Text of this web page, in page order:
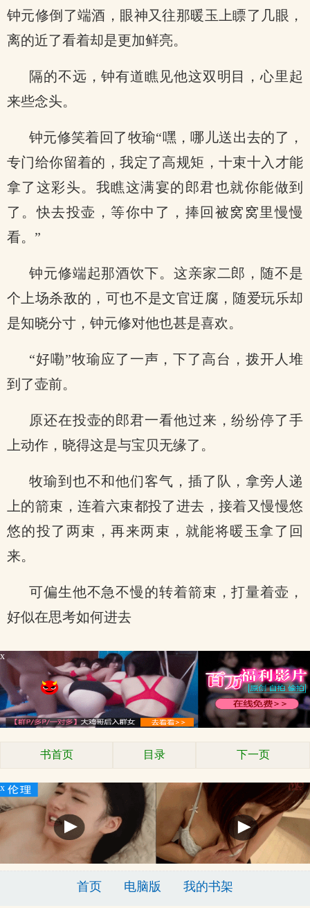
钟元修倒了端酒，眼神又往那暖玉上瞟了几眼，
离的近了看着却是更加鲜亮。
隔的不远，钟有道瞧见他这双明目，心里起
来些念头。
钟元修笑着回了牧瑜“嘿，哪儿送出去的了，
专门给你留着的，我定了高规矩，十束十入才能
拿了这彩头。我瞧这满宴的郎君也就你能做到
了。快去投壶，等你中了，捧回被窝窝里慢慢
看。”
钟元修端起那酒饮下。这亲家二郎，随不是
个上场杀敌的，可也不是文官迂腐，随爱玩乐却
是知晓分寸，钟元修对他也甚是喜欢。
“好嘞”牧瑜应了一声，下了高台，拨开人堆
到了壶前。
原还在投壶的郎君一看他过来，纷纷停了手
上动作，晓得这是与宝贝无缘了。
牧瑜到也不和他们客气，插了队，拿旁人递
上的箭束，连着六束都投了进去，接着又慢慢悠
悠的投了两束，再来两束，就能将暖玉拿了回
来。
可偏生他不急不慢的转着箭束，打量着壶，
好似在思考如何进去
x
书首页 目录 下一页
x
首页 电脑版 我的书架